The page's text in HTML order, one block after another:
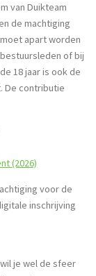
van Duikteam
de machtiging
apart worden
of bij
18 jaar is ook de
De contributie
(2026)
voor de
inschrijving
je wel de sfeer